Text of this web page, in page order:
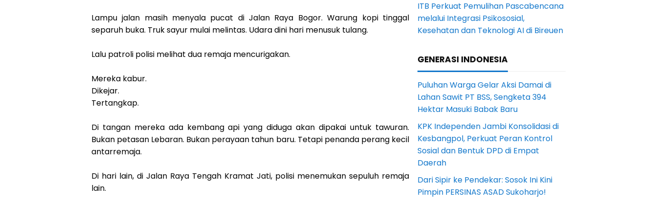
Lampu jalan masih menyala pucat di Jalan Raya Bogor. Warung kopi tinggal
separuh buka. Truk sayur mulai melintas. Udara dini hari menusuk tulang.
Lalu patroli polisi melihat dua remaja mencurigakan.
Mereka kabur.
Dikejar.
Tertangkap.
Di tangan mereka ada kembang api yang diduga akan dipakai untuk tawuran.
Bukan petasan Lebaran. Bukan perayaan tahun baru. Tetapi penanda perang kecil
antarremaja.
Di hari lain, di Jalan Raya Tengah Kramat Jati, polisi menemukan sepuluh remaja
lain.
ITB Perkuat Pemulihan Pascabencana
melalui Integrasi Psikososial,
Kesehatan dan Teknologi AI di Bireuen
GENERASI INDONESIA
Puluhan Warga Gelar Aksi Damai di
Lahan Sawit PT BSS, Sengketa 394
Hektar Masuki Babak Baru
KPK Independen Jambi Konsolidasi di
Kesbangpol, Perkuat Peran Kontrol
Sosial dan Bentuk DPD di Empat
Daerah
Dari Sipir ke Pendekar: Sosok Ini Kini
Pimpin PERSINAS ASAD Sukoharjo!